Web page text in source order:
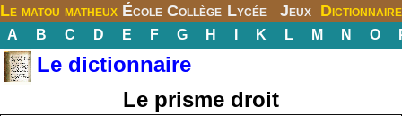
Le matou matheux École Collège Lycée Jeux Dictionnaire
A B C D E F G H K L M N O
Le dictionnaire
Le prisme droit